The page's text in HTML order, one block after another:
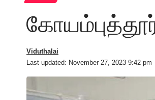
Last updated: November 27, 2023 9:42 pm
Viduthalai